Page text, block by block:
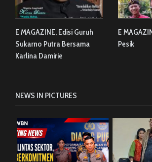
E MAGAZINE, Edisi Guruh
Sukarno Putra Bersama
Karlina Damirie
E
Pesik
NEWS IN PICTURES